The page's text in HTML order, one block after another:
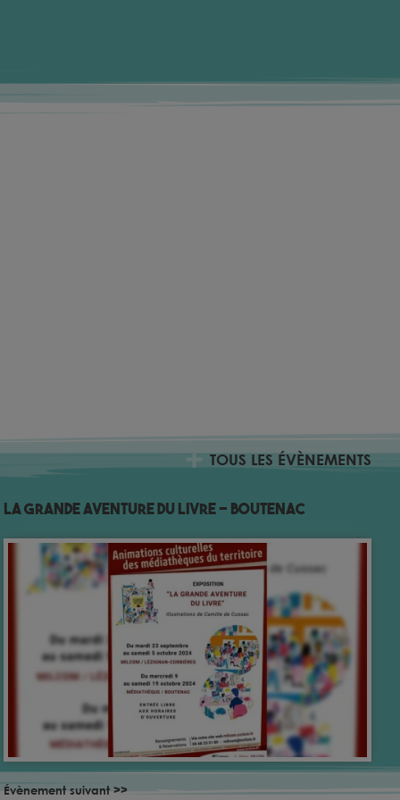
TOUS LES ÉVÈNEMENTS
La grande aventure du livre – Boutenac
Évènement suivant >>